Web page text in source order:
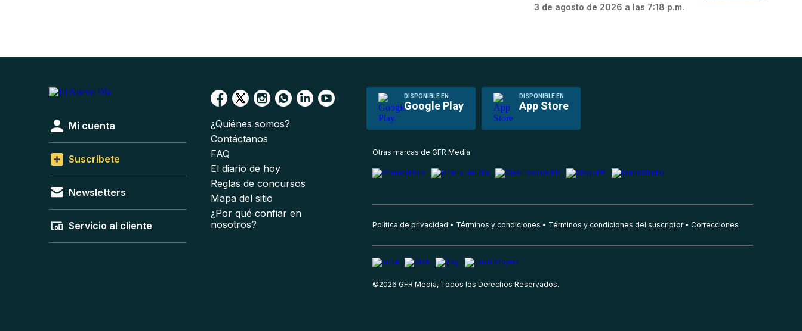
3 de agosto de 2026 a las 7:18 p.m.
DISPONIBLE EN
Google Play
DISPONIBLE EN
App Store
Mi cuenta
Suscríbete
Newsletters
Servicio al cliente
¿Quiénes somos?
Contáctanos
FAQ
El diario de hoy
Reglas de concursos
Mapa del sitio
¿Por qué confiar en
nosotros?
Otras marcas de GFR Media
Política de privacidad Términos y condiciones Términos y condiciones del suscriptor Correcciones
©2026 GFR Media, Todos los Derechos Reservados.